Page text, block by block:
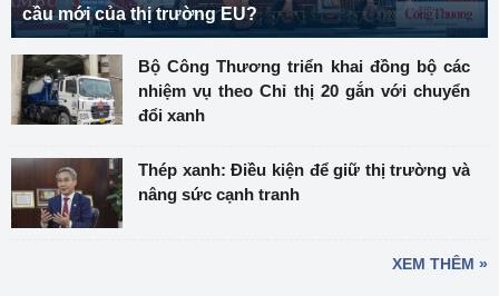
cầu mới của thị trường EU?
Bộ Công Thương triển khai đồng bộ các
nhiệm vụ theo Chỉ thị 20 gắn với chuyển
đổi xanh
Thép xanh: Điều kiện để giữ thị trường và
nâng sức cạnh tranh
XEM THÊM »